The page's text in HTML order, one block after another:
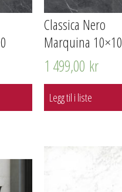
Classica Nero
Marquina 10×10
1 499,00 kr
Legg til i liste